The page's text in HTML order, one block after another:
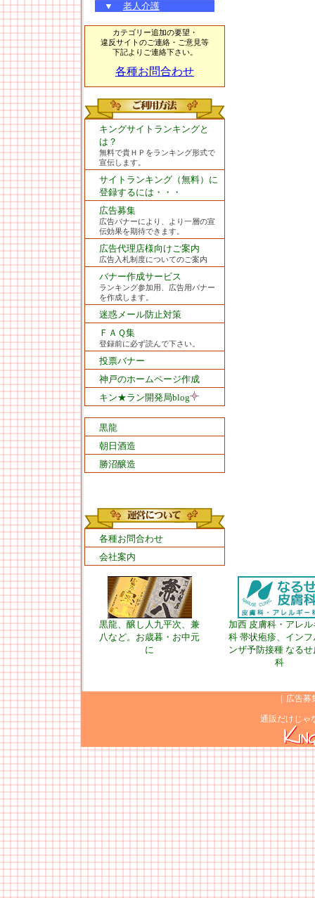
▼
老人介護
カテゴリー追加の要望・
違反サイトのご連絡・ご意見等
下記よりご連絡下さい。
各種お問合わせ
キングサイトランキングと
は？
無料で貴ＨＰをランキング形式で
宣伝します。
サイトランキング（無料）に
登録するには・・・
広告募集
広告バナーにより、より一層の宣
伝効果を期待できます。
広告代理店様向けご案内
広告入札制度についてのご案内
バナー作成サービス
ランキング参加用、広告用バナー
を作成します。
迷惑メール防止対策
ＦＡＱ集
登録前に必ず読んで下さい。
投票バナー
神戸のホームページ作成
キン★ラン開発局blog
黒龍
朝日酒造
勝沼醸造
各種お問合わせ
会社案内
黒龍、醸し人九平次、兼
八など。お歳暮・お中元
に
加西 皮膚科・アレル
科 帯状疱疹、インフ
ンザ予防接種 なるせ
科
広告募
通販だけじゃ